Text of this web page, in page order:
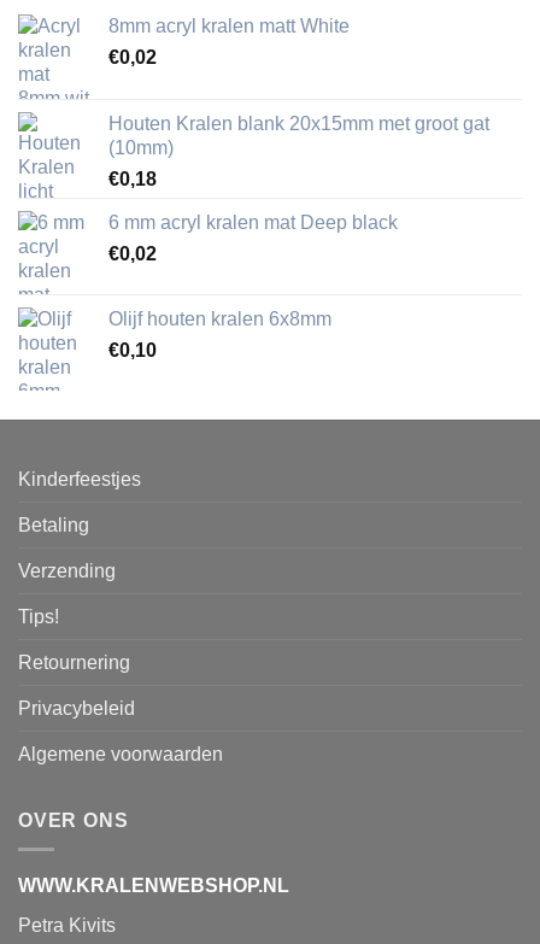
8mm acryl kralen matt White
€0,02
Houten Kralen blank 20x15mm met groot gat
(10mm)
€0,18
6 mm acryl kralen mat Deep black
€0,02
Olijf houten kralen 6x8mm
€0,10
Kinderfeestjes
Betaling
Verzending
Tips!
Retournering
Privacybeleid
Algemene voorwaarden
OVER ONS
WWW.KRALENWEBSHOP.NL
Petra Kivits